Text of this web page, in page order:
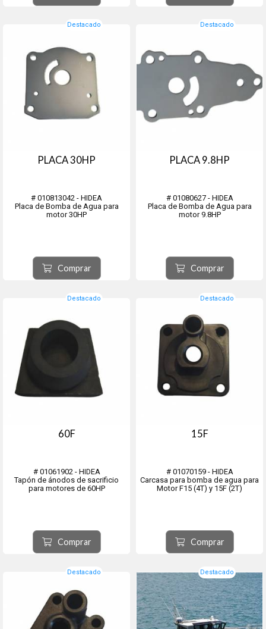
Destacado
PLACA 30HP
# 010813042 - HIDEA
Placa de Bomba de Agua para
motor 30HP
Comprar
Destacado
PLACA 9.8HP
# 01080627 - HIDEA
Placa de Bomba de Agua para
motor 9.8HP
Comprar
Destacado
60F
# 01061902 - HIDEA
Tapón de ánodos de sacrificio
para motores de 60HP
Comprar
Destacado
15F
# 01070159 - HIDEA
Carcasa para bomba de agua para
Motor F15 (4T) y 15F (2T)
Comprar
Destacado Destacado